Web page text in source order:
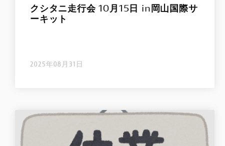
クシタニ走行会 10月15日 in岡山国際サ
ーキット
2025年08月31日